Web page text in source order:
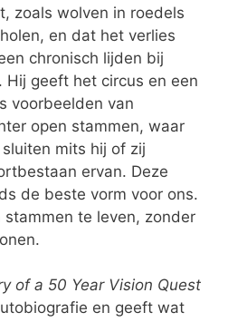
zoals wolven in roedels
en dat het verlies
chronisch lijden bij
Hij geeft het circus en een
voorbeelden van
open stammen, waar
mits hij of zij
ervan. Deze
de beste vorm voor ons.
stammen te leven, zonder
of a 50 Year Vision Quest
en geeft wat